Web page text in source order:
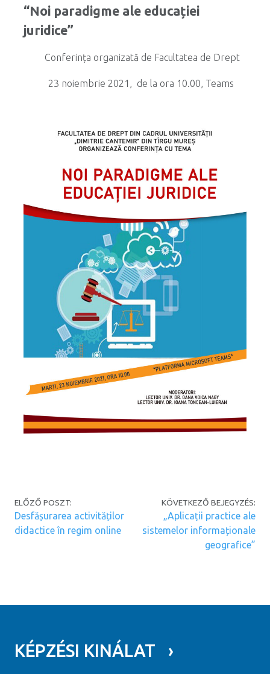
“Noi paradigme ale educației
juridice”
Conferința organizată de Facultatea de Drept
23 noiembrie 2021, de la ora 10 .00, Teams
Post navigation
ELŐZŐ POSZT:
Desfășurarea activităților
didactice în regim online
KÖVETKEZŐ BEJEGYZÉS:
„Aplicații practice ale
sistemelor informaționale
geografice”
KÉPZÉSI KINÁLAT ›